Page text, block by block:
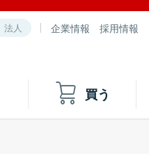
法人 企業情報 採用情報
買う